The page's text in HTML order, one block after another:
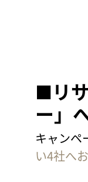
■リ
ー」
キャンペ
い4社へ